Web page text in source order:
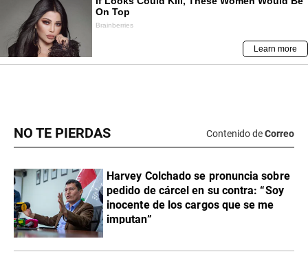
NO TE PIERDAS Contenido deCorreo
Harvey Colchado se pronuncia sobre
pedido de cárcel en su contra: “Soy
inocente de los cargos que se me
imputan”